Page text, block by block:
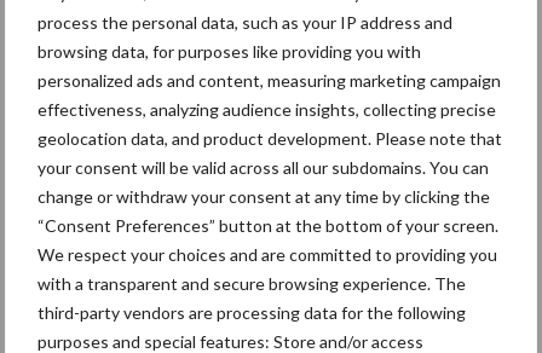
process the personal data, such as your IP address and
browsing data, for purposes like providing you with
personalized ads and content, measuring marketing campaign
effectiveness, analyzing audience insights, collecting precise
geolocation data, and product development. Please note that
your consent will be valid across all our subdomains. You can
change or withdraw your consent at any time by clicking the
“Consent Preferences” button at the bottom of your screen.
We respect your choices and are committed to providing you
with a transparent and secure browsing experience. The
third-party vendors are processing data for the following
purposes and special features: Store and/or access
melkgeld ontstaat door verrekening van inhoudingen, kosten en
toeslagen.
Bovenop de Integrale Melkprijs kunnen leden van
FrieslandCampina een aanvullende Contante Nabetaling
van FrieslandCampina en het reserveringsbeleid.
Bron: FrieslandCampina
Aanbevolen voor jou!